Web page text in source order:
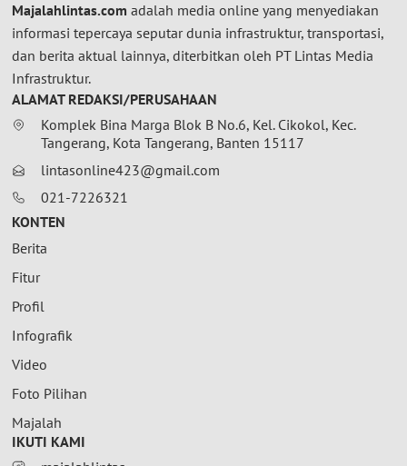
Majalahlintas.com adalah media online yang menyediakan
informasi tepercaya seputar dunia infrastruktur, transportasi,
dan berita aktual lainnya, diterbitkan oleh PT Lintas Media
Infrastruktur.
ALAMAT REDAKSI/PERUSAHAAN
Komplek Bina Marga Blok B No.6, Kel. Cikokol, Kec.
Tangerang, Kota Tangerang, Banten 15117
lintasonline423@gmail.com
021-7226321
KONTEN
Berita
Fitur
Profil
Infografik
Video
Foto Pilihan
Majalah
IKUTI KAMI